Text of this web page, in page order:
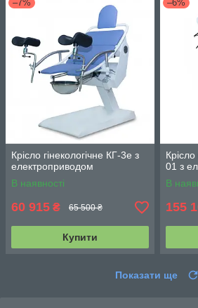
–7%
Крісло гінекологічне КГ-3е з
електроприводом
В наявності
60 915 ₴ 65 500 ₴
Купити
–6%
Крісло
01 з
В
155
Показати ще